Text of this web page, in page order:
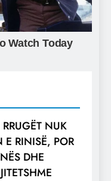
NUK
E RINISË, POR
DHE